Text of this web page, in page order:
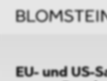
EU- und US-